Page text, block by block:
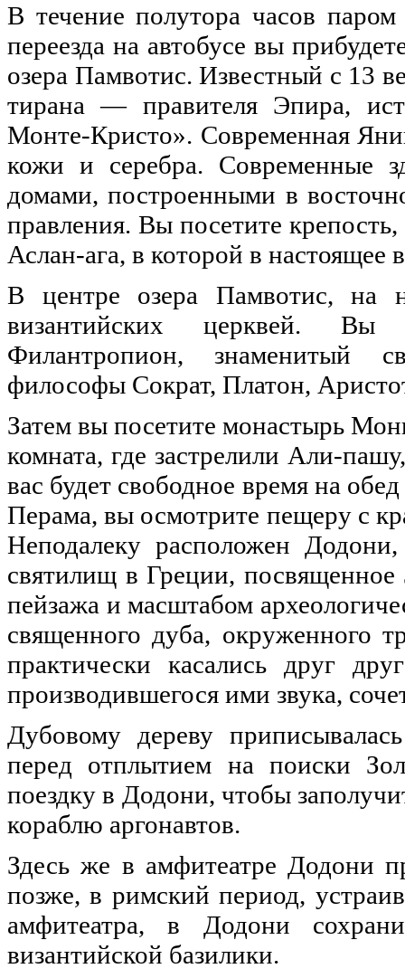
В течение полутора часов
переезда на автобусе вы
озера Памвотис. Известный с 13
тирана — правителя Эпира,
Монте-Кристо». Современная
кожи и серебра. Современные
домами, построенными в
правления. Вы посетите
Аслан-ага, в которой в настоящее
В центре озера Памвотис, на
византийских церквей. Вы
Филантропион, знаменитый
философы Сократ, Платон,
Затем вы посетите монастырь
комната, где застрелили Али-
вас будет свободное время на
Перама, вы осмотрите пещеру с
Неподалеку расположен
святилищ в Греции, посвященное
пейзажа и масштабом
священного дуба, окруженного
практически касались друг
производившегося ими звука,
Дубовому дереву
перед отплытием на поиски
поездку в Додони, чтобы
кораблю аргонавтов.
Здесь же в амфитеатре Додони
позже, в римский период,
амфитеатра, в Додони
византийской базилики.